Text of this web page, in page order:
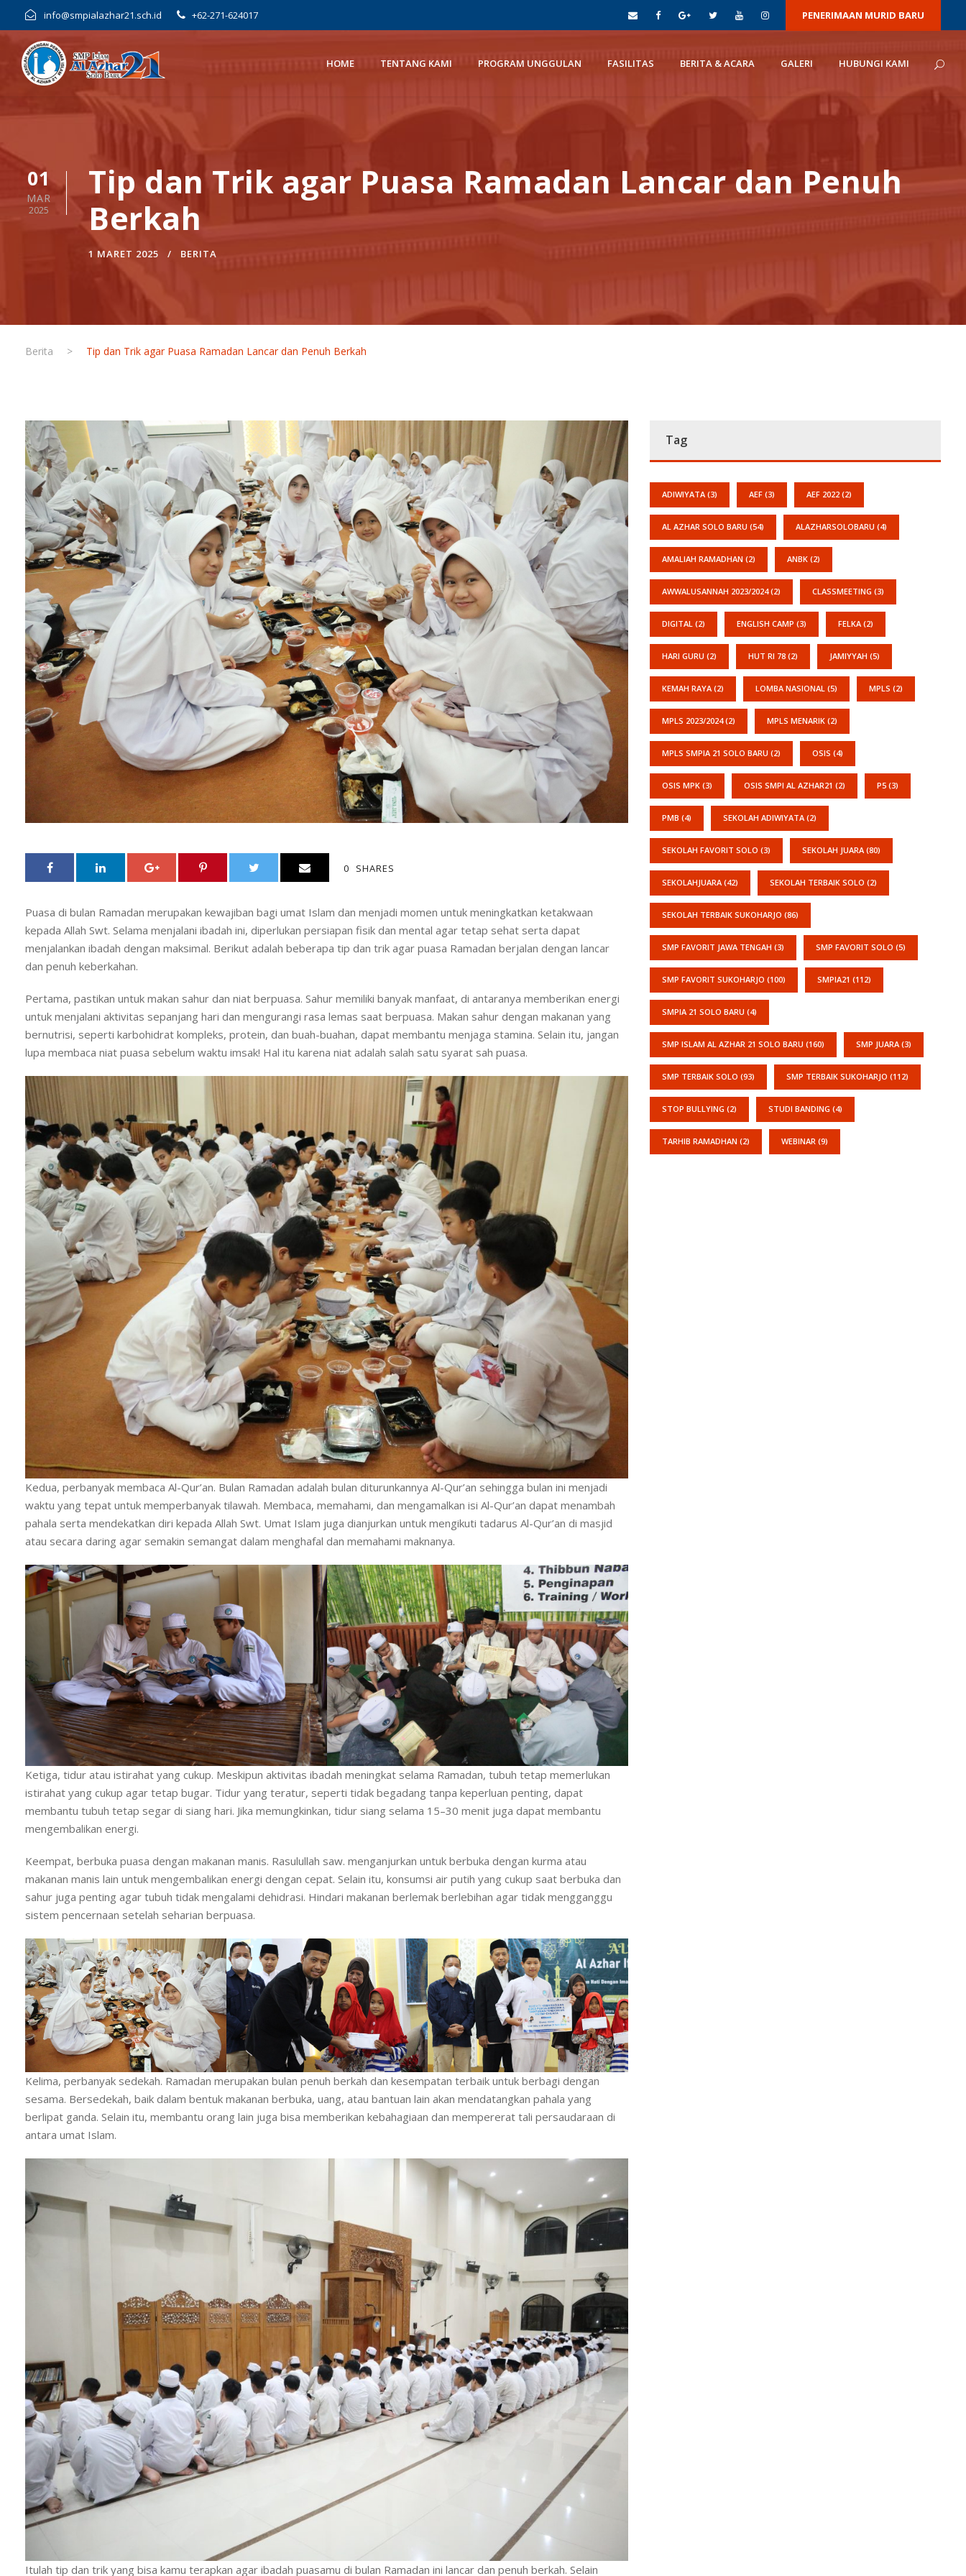
info@smpialazhar21.sch.id +62-271-624017 PENERIMAAN MURID BARU
HOME TENTANG KAMI PROGRAM UNGGULAN FASILITAS BERITA & ACARA GALERI HUBUNGI KAMI
01
MAR
2025
Tip dan Trik agar Puasa Ramadan Lancar dan Penuh
Berkah
1 MARET 2025 BERITA
Berita > Tip dan Trik agar Puasa Ramadan Lancar dan Penuh Berkah
0 SHARES
Puasa di bulan Ramadan merupakan kewajiban bagi umat Islam dan menjadi momen untuk meningkatkan ketakwaan
kepada Allah Swt. Selama menjalani ibadah ini, diperlukan persiapan fisik dan mental agar tetap sehat serta dapat
menjalankan ibadah dengan maksimal. Berikut adalah beberapa tip dan trik agar puasa Ramadan berjalan dengan lancar
dan penuh keberkahan.
Pertama, pastikan untuk makan sahur dan niat berpuasa. Sahur memiliki banyak manfaat, di antaranya memberikan energi
untuk menjalani aktivitas sepanjang hari dan mengurangi rasa lemas saat berpuasa. Makan sahur dengan makanan yang
bernutrisi, seperti karbohidrat kompleks, protein, dan buah-buahan, dapat membantu menjaga stamina. Selain itu, jangan
lupa membaca niat puasa sebelum waktu imsak! Hal itu karena niat adalah salah satu syarat sah puasa.
Kedua, perbanyak membaca Al-Qur’an. Bulan Ramadan adalah bulan diturunkannya Al-Qur’an sehingga bulan ini menjadi
waktu yang tepat untuk memperbanyak tilawah. Membaca, memahami, dan mengamalkan isi Al-Qur’an dapat menambah
pahala serta mendekatkan diri kepada Allah Swt. Umat Islam juga dianjurkan untuk mengikuti tadarus Al-Qur’an di masjid
atau secara daring agar semakin semangat dalam menghafal dan memahami maknanya.
Ketiga, tidur atau istirahat yang cukup. Meskipun aktivitas ibadah meningkat selama Ramadan, tubuh tetap memerlukan
istirahat yang cukup agar tetap bugar. Tidur yang teratur, seperti tidak begadang tanpa keperluan penting, dapat
membantu tubuh tetap segar di siang hari. Jika memungkinkan, tidur siang selama 15–30 menit juga dapat membantu
mengembalikan energi.
Keempat, berbuka puasa dengan makanan manis. Rasulullah saw. menganjurkan untuk berbuka dengan kurma atau
makanan manis lain untuk mengembalikan energi dengan cepat. Selain itu, konsumsi air putih yang cukup saat berbuka dan
sahur juga penting agar tubuh tidak mengalami dehidrasi. Hindari makanan berlemak berlebihan agar tidak mengganggu
sistem pencernaan setelah seharian berpuasa.
Kelima, perbanyak sedekah. Ramadan merupakan bulan penuh berkah dan kesempatan terbaik untuk berbagi dengan
sesama. Bersedekah, baik dalam bentuk makanan berbuka, uang, atau bantuan lain akan mendatangkan pahala yang
berlipat ganda. Selain itu, membantu orang lain juga bisa memberikan kebahagiaan dan mempererat tali persaudaraan di
antara umat Islam.
Itulah tip dan trik yang bisa kamu terapkan agar ibadah puasamu di bulan Ramadan ini lancar dan penuh berkah. Selain
Tag
ADIWIYATA (3) AEF (3) AEF 2022 (2)
AL AZHAR SOLO BARU (54) ALAZHARSOLOBARU (4)
AMALIAH RAMADHAN (2) ANBK (2)
AWWALUSANNAH 2023/2024(2) CLASSMEETING (3)
DIGITAL (2) ENGLISH CAMP (3) FELKA (2)
HARI GURU (2) HUT RI 78 (2) JAMIYYAH (5)
KEMAH RAYA (2) LOMBA NASIONAL (5) MPLS (2)
MPLS 2023/2024(2) MPLS MENARIK (2)
MPLS SMPIA 21 SOLO BARU (2) OSIS (4)
OSIS MPK (3) OSIS SMPI AL AZHAR21 (2) P5 (3)
PMB (4) SEKOLAH ADIWIYATA (2)
SEKOLAH FAVORIT SOLO (3) SEKOLAH JUARA (80)
SEKOLAHJUARA (42) SEKOLAH TERBAIK SOLO (2)
SEKOLAH TERBAIK SUKOHARJO (86)
SMP FAVORIT JAWA TENGAH (3) SMP FAVORIT SOLO (5)
SMP FAVORIT SUKOHARJO (100) SMPIA21 (112)
SMPIA 21 SOLO BARU (4)
SMP ISLAM AL AZHAR 21 SOLO BARU (160) SMP JUARA (3)
SMP TERBAIK SOLO (93) SMP TERBAIK SUKOHARJO (112)
STOP BULLYING (2) STUDI BANDING (4)
TARHIB RAMADHAN (2) WEBINAR (9)